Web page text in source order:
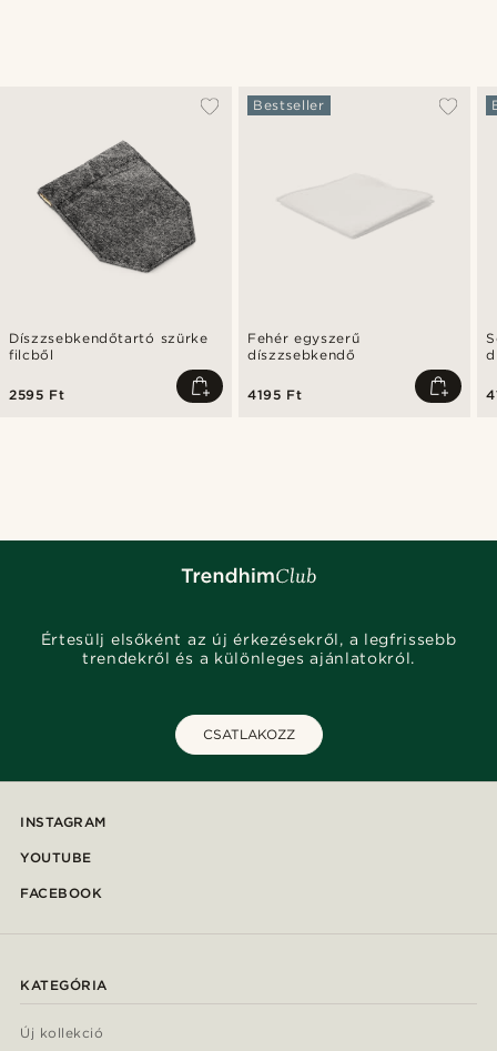
Díszzsebkendőtartó szürke
filcből
2595 Ft
Fehér egyszerű
díszzsebkendő
Bestseller
4195 Ft
Értesülj elsőként az új érkezésekről, a legfrissebb
trendekről és a különleges ajánlatokról.
CSATLAKOZZ
INSTAGRAM
YOUTUBE
FACEBOOK
KATEGÓRIA
Új kollekció